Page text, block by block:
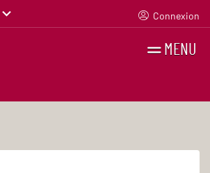
Connexion
MENU